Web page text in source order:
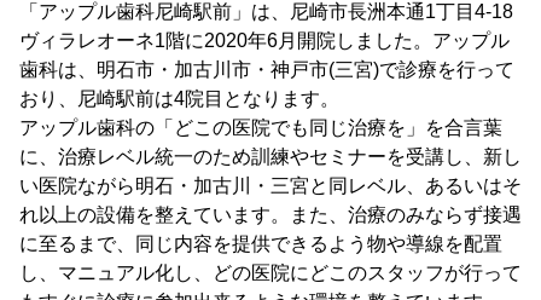
「アップル歯科尼崎駅前」は、尼崎市長洲本通1丁目4-18
ヴィラレオーネ1階に2020年6月開院しました。アップル
歯科は、明石市・加古川市・神戸市(三宮)で診療を行って
おり、尼崎駅前は4院目となります。
アップル歯科の「どこの医院でも同じ治療を」を合言葉
に、治療レベル統一のため訓練やセミナーを受講し、新し
い医院ながら明石・加古川・三宮と同レベル、あるいはそ
れ以上の設備を整えています。また、治療のみならず接遇
に至るまで、同じ内容を提供できるよう物や導線を配置
し、マニュアル化し、どの医院にどこのスタッフが行って